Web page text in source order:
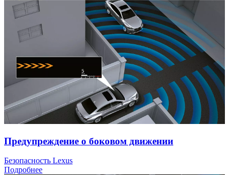
Предупреждение о боковом движении
Безопасность Lexus
Подробнее